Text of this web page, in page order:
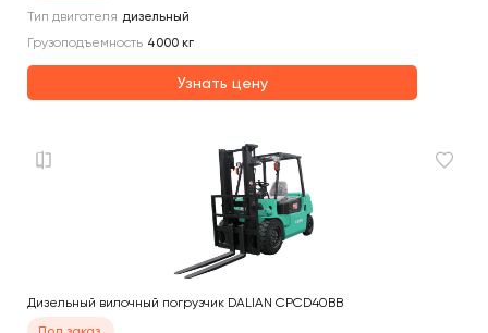
Тип двигателя дизельный
Грузоподъемность 4000 кг
Узнать цену
Дизельный вилочный погрузчик DALIAN CPCD40BB